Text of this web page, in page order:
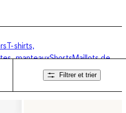
T-shirts,
manteauxShortsMaillots de
Collection
collantsCollection sport
Filtrer et trier